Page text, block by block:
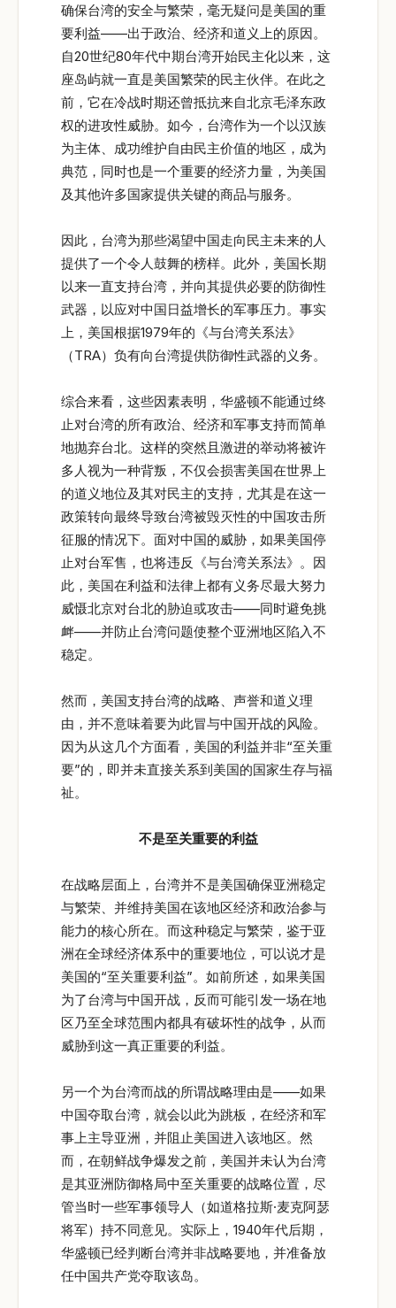
确保台湾的安全与繁荣，毫无疑问是美国的重
要利益——出于政治、经济和道义上的原因。
自20世纪80年代中期台湾开始民主化以来，这
座岛屿就一直是美国繁荣的民主伙伴。在此之
前，它在冷战时期还曾抵抗来自北京毛泽东政
权的进攻性威胁。如今，台湾作为一个以汉族
为主体、成功维护自由民主价值的地区，成为
典范，同时也是一个重要的经济力量，为美国
及其他许多国家提供关键的商品与服务。
因此，台湾为那些渴望中国走向民主未来的人
提供了一个令人鼓舞的榜样。此外，美国长期
以来一直支持台湾，并向其提供必要的防御性
武器，以应对中国日益增长的军事压力。事实
上，美国根据1979年的《与台湾关系法》
（TRA）负有向台湾提供防御性武器的义务。
综合来看，这些因素表明，华盛顿不能通过终
止对台湾的所有政治、经济和军事支持而简单
地抛弃台北。这样的突然且激进的举动将被许
多人视为一种背叛，不仅会损害美国在世界上
的道义地位及其对民主的支持，尤其是在这一
政策转向最终导致台湾被毁灭性的中国攻击所
征服的情况下。面对中国的威胁，如果美国停
止对台军售，也将违反《与台湾关系法》。因
此，美国在利益和法律上都有义务尽最大努力
威慑北京对台北的胁迫或攻击——同时避免挑
衅——并防止台湾问题使整个亚洲地区陷入不
稳定。
然而，美国支持台湾的战略、声誉和道义理
由，并不意味着要为此冒与中国开战的风险。
因为从这几个方面看，美国的利益并非“至关重
要”的，即并未直接关系到美国的国家生存与福
祉。
不是至关重要的利益
在战略层面上，台湾并不是美国确保亚洲稳定
与繁荣、并维持美国在该地区经济和政治参与
能力的核心所在。而这种稳定与繁荣，鉴于亚
洲在全球经济体系中的重要地位，可以说才是
美国的“至关重要利益”。如前所述，如果美国
为了台湾与中国开战，反而可能引发一场在地
区乃至全球范围内都具有破坏性的战争，从而
威胁到这一真正重要的利益。
另一个为台湾而战的所谓战略理由是——如果
中国夺取台湾，就会以此为跳板，在经济和军
事上主导亚洲，并阻止美国进入该地区。然
而，在朝鲜战争爆发之前，美国并未认为台湾
是其亚洲防御格局中至关重要的战略位置，尽
管当时一些军事领导人（如道格拉斯·麦克阿瑟
将军）持不同意见。实际上，1940年代后期，
华盛顿已经判断台湾并非战略要地，并准备放
任中国共产党夺取该岛。